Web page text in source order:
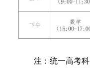
注：统一高考